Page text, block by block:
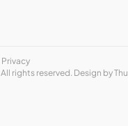
Privacy
rights reserved. Design by